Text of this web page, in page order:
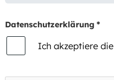
Datenschutzerklärung *
Ich akzeptiere die